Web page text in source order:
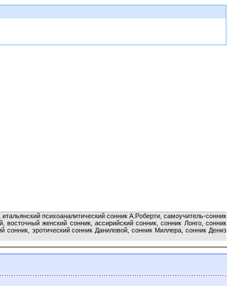
психоаналитический сонник А.Роберти, самоучитель-сонник
женский сонник, ассирийский сонник, сонник Лонго, сонник
эротический сонник Даниловой, сонник Миллера, сонник Дениз